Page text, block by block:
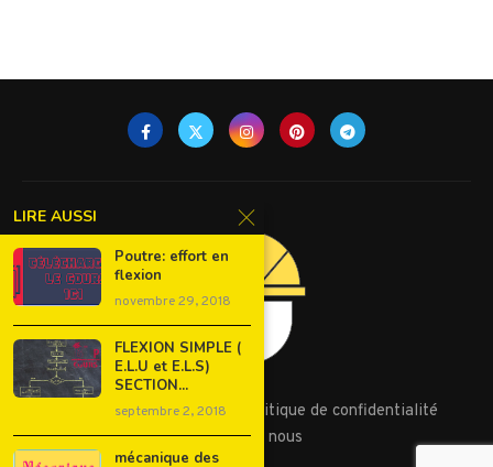
Conditions d’utilisation
Politique de confidentialité
Contactez nous
LIRE AUSSI
Poutre: effort en
flexion
novembre 29, 2018
FLEXION SIMPLE (
E.L.U et E.L.S)
SECTION...
septembre 2, 2018
mécanique des